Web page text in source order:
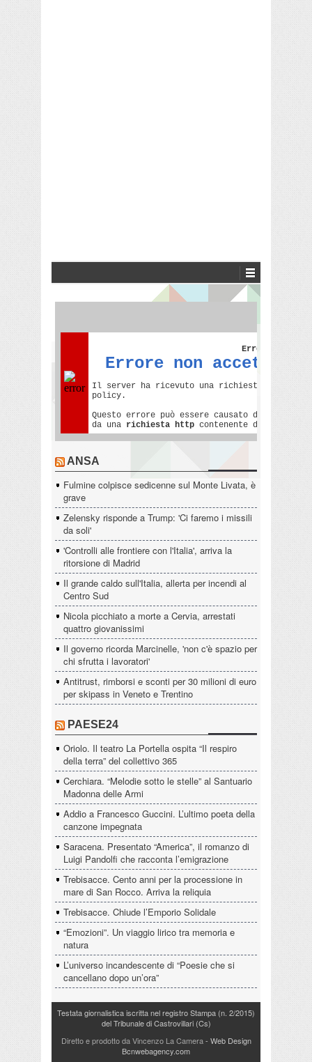
ANSA
Fulmine colpisce sedicenne sul Monte Livata, è
grave
Zelensky risponde a Trump: 'Ci faremo i missili
da soli'
'Controlli alle frontiere con l'Italia', arriva la
ritorsione di Madrid
Il grande caldo sull'Italia, allerta per incendi al
Centro Sud
Nicola picchiato a morte a Cervia, arrestati
quattro giovanissimi
Il governo ricorda Marcinelle, 'non c'è spazio per
chi sfrutta i lavoratori'
Antitrust, rimborsi e sconti per 30 milioni di euro
per skipass in Veneto e Trentino
PAESE24
Oriolo. Il teatro La Portella ospita “Il respiro
della terra” del collettivo 365
Cerchiara. “Melodie sotto le stelle” al Santuario
Madonna delle Armi
Addio a Francesco Guccini. L’ultimo poeta della
canzone impegnata
Saracena. Presentato “America”, il romanzo di
Luigi Pandolfi che racconta l’emigrazione
Trebisacce. Cento anni per la processione in
mare di San Rocco. Arriva la reliquia
Trebisacce. Chiude l’Emporio Solidale
“Emozioni”. Un viaggio lirico tra memoria e
natura
L’universo incandescente di “Poesie che si
cancellano dopo un’ora”
Testata giornalistica iscritta nel registro Stampa (n. 2/2015)
del Tribunale di Castrovillari (Cs)
Diretto e prodotto da Vincenzo La Camera- Web Design
Bcnwebagency.com